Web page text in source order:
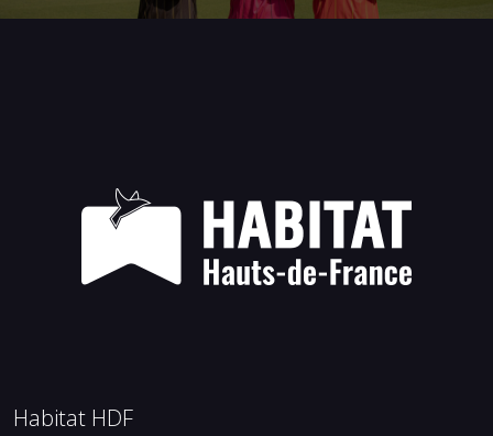
Habitat HDF